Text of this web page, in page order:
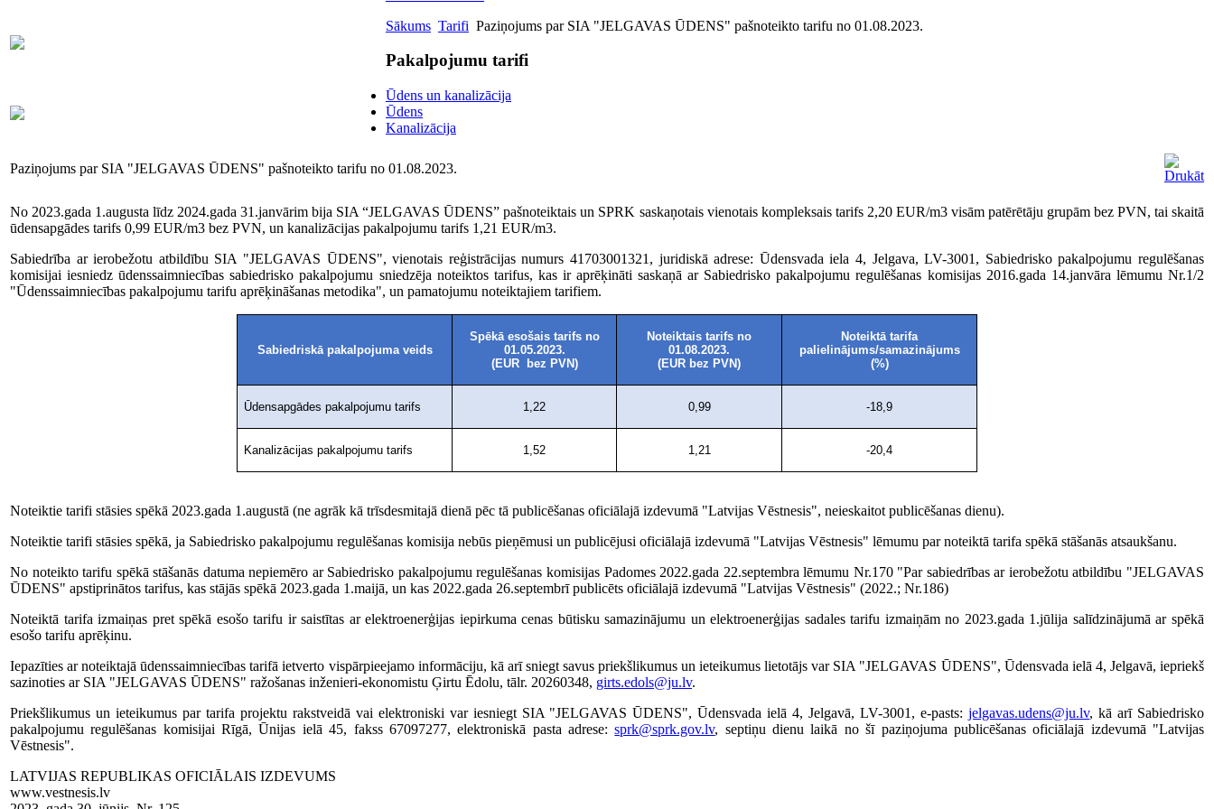
63023575
Sākums Tarifi Paziņojums par SIA "JELGAVAS ŪDENS" pašnoteikto tarifu no 01.08.2023.
Pakalpojumu tarifi
Ūdens un kanalizācija
Ūdens
Kanalizācija
Paziņojums par SIA "JELGAVAS ŪDENS" pašnoteikto tarifu no 01.08.2023.
No 2023.gada 1.augusta līdz 2024.gada 31.janvārim bija SIA “JELGAVAS ŪDENS” pašnoteiktais un SPRK saskaņotais vienotais kompleksais tarifs 2,20 EUR/m3 visām patērētāju grupām bez PVN, tai skaitā
ūdensapgādes tarifs 0,99 EUR/m3 bez PVN, un kanalizācijas pakalpojumu tarifs 1,21 EUR/m3.
Sabiedrība ar ierobežotu atbildību SIA "JELGAVAS ŪDENS", vienotais reģistrācijas numurs 41703001321, juridiskā adrese: Ūdensvada iela 4, Jelgava, LV-3001, Sabiedrisko pakalpojumu regulēšanas
komisijai iesniedz ūdenssaimniecības sabiedrisko pakalpojumu sniedzēja noteiktos tarifus, kas ir aprēķināti saskaņā ar Sabiedrisko pakalpojumu regulēšanas komisijas 2016.gada 14.janvāra lēmumu Nr.1/2
"Ūdenssaimniecības pakalpojumu tarifu aprēķināšanas metodika", un pamatojumu noteiktajiem tarifiem.
Sabiedriskā pakalpojuma veids
Spēkā esošais tarifs no
01.05.2023.
(EUR bez PVN)
Noteiktais tarifs no
01.08.2023.
(EUR bez PVN)
Noteiktā tarifa
palielinājums/samazinājums
(%)
Ūdensapgādes pakalpojumu tarifs 1,22 0,99 -18,9
Kanalizācijas pakalpojumu tarifs 1,52 1,21 -20,4
Noteiktie tarifi stāsies spēkā 2023.gada 1.augustā (ne agrāk kā trīsdesmitajā dienā pēc tā publicēšanas oficiālajā izdevumā "Latvijas Vēstnesis", neieskaitot publicēšanas dienu).
Noteiktie tarifi stāsies spēkā, ja Sabiedrisko pakalpojumu regulēšanas komisija nebūs pieņēmusi un publicējusi oficiālajā izdevumā "Latvijas Vēstnesis" lēmumu par noteiktā tarifa spēkā stāšanās atsaukšanu.
No noteikto tarifu spēkā stāšanās datuma nepiemēro ar Sabiedrisko pakalpojumu regulēšanas komisijas Padomes 2022.gada 22.septembra lēmumu Nr.170 "Par sabiedrības ar ierobežotu atbildību "JELGAVAS
ŪDENS" apstiprinātos tarifus, kas stājās spēkā 2023.gada 1.maijā, un kas 2022.gada 26.septembrī publicēts oficiālajā izdevumā "Latvijas Vēstnesis" (2022.; Nr.186)
Noteiktā tarifa izmaiņas pret spēkā esošo tarifu ir saistītas ar elektroenerģijas iepirkuma cenas būtisku samazinājumu un elektroenerģijas sadales tarifu izmaiņām no 2023.gada 1.jūlija salīdzinājumā ar spēkā
esošo tarifu aprēķinu.
Iepazīties ar noteiktajā ūdenssaimniecības tarifā ietverto vispārpieejamo informāciju, kā arī sniegt savus priekšlikumus un ieteikumus lietotājs var SIA "JELGAVAS ŪDENS", Ūdensvada ielā 4, Jelgavā, iepriekš
sazinoties ar SIA "JELGAVAS ŪDENS" ražošanas inženieri-ekonomistu Ģirtu Ēdolu, tālr. 20260348, girts.edols@ju.lv.
Priekšlikumus un ieteikumus par tarifa projektu rakstveidā vai elektroniski var iesniegt SIA "JELGAVAS ŪDENS", Ūdensvada ielā 4, Jelgavā, LV-3001, e-pasts:jelgavas.udens@ju.lv, kā arī Sabiedrisko
pakalpojumu regulēšanas komisijai Rīgā, Ūnijas ielā 45, fakss 67097277, elektroniskā pasta adrese:sprk@sprk.gov.lv, septiņu dienu laikā no šī paziņojuma publicēšanas oficiālajā izdevumā "Latvijas
Vēstnesis".
LATVIJAS REPUBLIKAS OFICIĀLAIS IZDEVUMS
www.vestnesis.lv